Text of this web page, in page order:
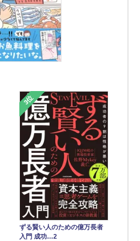
3位
ずる賢い人のための億万長者
入門 成功…2